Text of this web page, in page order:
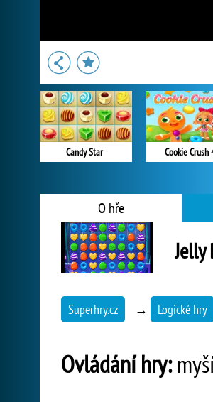
Candy Star Cookie Crush
O hře
Jelly
Superhry.cz → Logické hry
Ovládání hry: